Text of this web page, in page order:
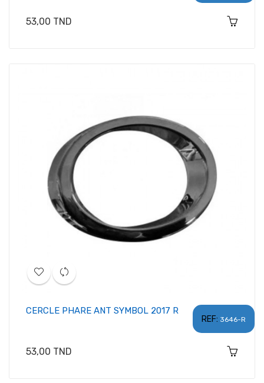
Prix
53,00 TND
REF: 3646-R
CERCLE PHARE ANT SYMBOL 2017 R
Prix
53,00 TND